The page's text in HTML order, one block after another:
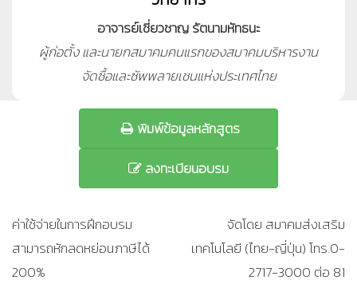
อาจารย์เชี่ยวชาญ รัตนามหัทธนะ
ผู้ก่อตั้ง และนายกสมาคมคนแรกของสมาคมบริหารงาน
จัดซื้อและซัพพลายเชนแห่งประเทศไทย
พิมพ์ข้อมูลหลักสูตร
ลงทะเบียนอบรม
ค่าใช้จ่ายในการฝึกอบรม
สามารถหักลดหย่อนภาษีได้
200%
จัดโดย สมาคมส่งเสริม
เทคโนโลยี (ไทย-ญี่ปุ่น) โทร.0-
2717-3000 ต่อ 81